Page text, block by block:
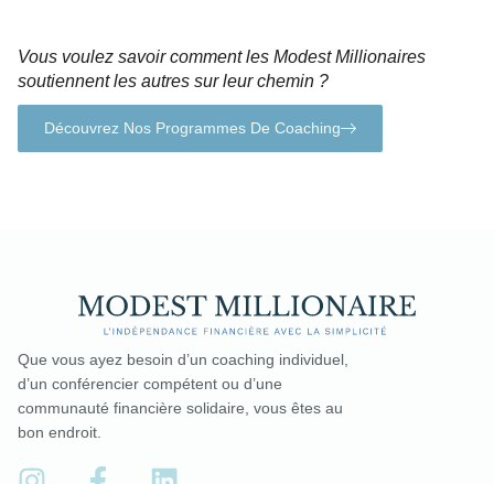
Vous voulez savoir comment les Modest Millionaires
soutiennent les autres sur leur chemin ?
Découvrez Nos Programmes De Coaching
Que vous ayez besoin d’un coaching individuel,
d’un conférencier compétent ou d’une
communauté financière solidaire, vous êtes au
bon endroit.